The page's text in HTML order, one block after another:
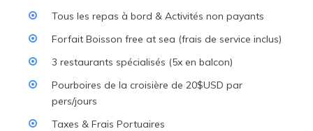
Tous les repas à bord & Activités non payants
Forfait Boisson free at sea (frais de service inclus)
3 restaurants spécialisés (5x en balcon)
Pourboires de la croisière de 20$USD par
pers/jours
Taxes & Frais Portuaires